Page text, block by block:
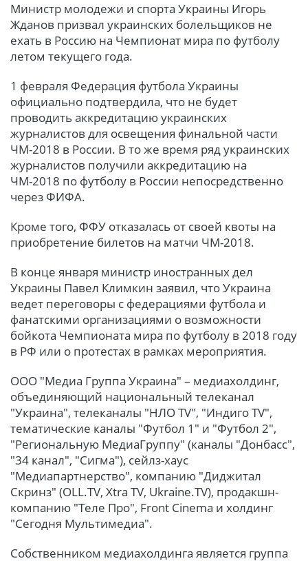
Министр молодежи и спорта Украины Игорь
Жданов призвал украинских болельщиков не
ехать в Россию на Чемпионат мира по футболу
летом текущего года.
1 февраля Федерация футбола Украины
официально подтвердила, что не будет
проводить аккредитацию украинских
журналистов для освещения финальной части
ЧМ-2018 в России. В то же время ряд украинских
журналистов получили аккредитацию на
ЧМ-2018 по футболу в России непосредственно
через ФИФА.
Кроме того, ФФУ отказалась от своей квоты на
приобретение билетов на матчи ЧМ-2018.
В конце января министр иностранных дел
Украины Павел Климкин заявил, что Украина
ведет переговоры с федерациями футбола и
фанатскими организациями о возможности
бойкота Чемпионата мира по футболу в 2018 году
в РФ или о протестах в рамках мероприятия.
ООО "Медиа Группа Украина" – медиахолдинг,
объединяющий национальный телеканал
"Украина", телеканалы "НЛО TV", "Индиго TV",
тематические каналы "Футбол 1" и "Футбол 2",
"Региональную МедиаГруппу" (каналы "Донбасс",
"34 канал", "Сигма"), сейлз-хаус
"Медиапартнерство", компанию "Диджитал
Скринз" (OLL.TV, Xtra TV, Ukraine.TV), продакшн-
компанию "Теле Про", Front Cinema и холдинг
"Сегодня Мультимедиа".
Собственником медиахолдинга является группа